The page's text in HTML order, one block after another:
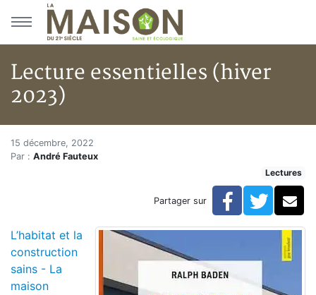
Aller au menu principal
Aller au contenu principal
Lecture essentielles (hiver
2023)
Accueil
Articles
Développement personnel
Lecture essentielles (hiver
15 décembre, 2022
Par : André Fauteux
Lectures
Partager sur Facebook
L’habitat et la
construction
sains - La
maison